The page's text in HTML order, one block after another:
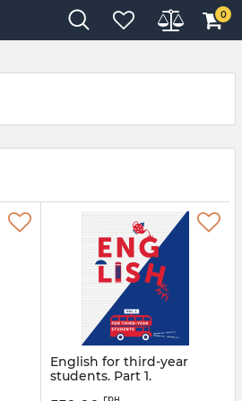
0
English for third-year
students. Part 1.